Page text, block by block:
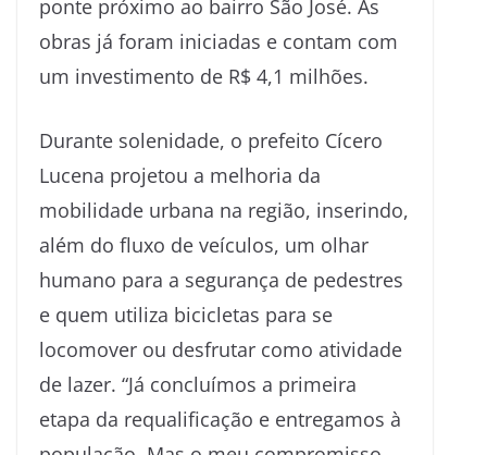
ponte próximo ao bairro São José. As
obras já foram iniciadas e contam com
um investimento de R$ 4,1 milhões.
Durante solenidade, o prefeito Cícero
Lucena projetou a melhoria da
mobilidade urbana na região, inserindo,
além do fluxo de veículos, um olhar
humano para a segurança de pedestres
e quem utiliza bicicletas para se
locomover ou desfrutar como atividade
de lazer. “Já concluímos a primeira
etapa da requalificação e entregamos à